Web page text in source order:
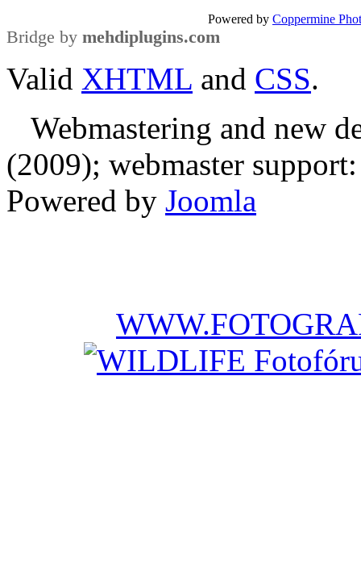
Powered by Coppermine
Bridge by mehdiplugins.com
Valid XHTML and CSS.
Webmastering and new
(2009); webmaster
Powered by Joomla